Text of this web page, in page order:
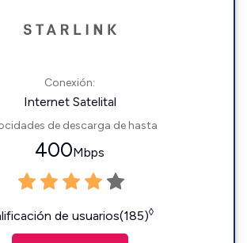
Conexión:
Internet Satelital
de descarga de hasta
400Mbps
de usuarios(185)◊